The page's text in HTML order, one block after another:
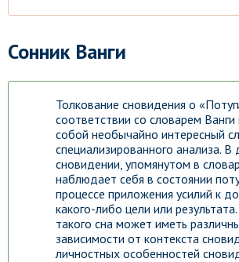
Сонник Ванги
Толкование сновидения о
соответствии со словарем Ванги
собой необычайно интересный
специализированного анализа. В
сновидении, упомянутом в
наблюдает себя в состоянии
процессе приложения усилий к
какого-либо цели или
такого сна может иметь
зависимости от контекста
личностных особенностей